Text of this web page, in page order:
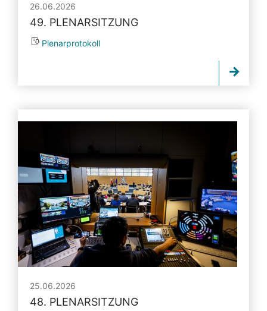
26.06.2026
49. PLENARSITZUNG
Plenarprotokoll
25.06.2026
48. PLENARSITZUNG